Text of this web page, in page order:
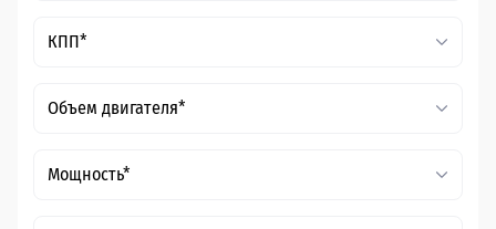
КПП*
Объем двигателя*
Мощность*